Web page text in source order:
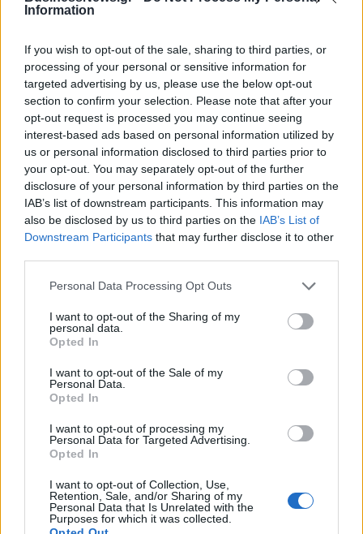
Information
If you wish to opt-out of the sale, sharing to third parties, or
processing of your personal or sensitive information for
targeted advertising by us, please use the below opt-out
section to confirm your selection. Please note that after your
opt-out request is processed you may continue seeing
interest-based ads based on personal information utilized by
us or personal information disclosed to third parties prior to
your opt-out. You may separately opt-out of the further
disclosure of your personal information by third parties on the
IAB’s list of downstream participants. This information may
also be disclosed by us to third parties on the IAB’s List of
Downstream Participants that may further disclose it to other
Personal Data Processing Opt Outs
I want to opt-out of the Sharing of my
personal data.
Opted In
I want to opt-out of the Sale of my
Personal Data.
Opted In
I want to opt-out of processing my
Personal Data for Targeted Advertising.
Opted In
I want to opt-out of Collection, Use,
Retention, Sale, and/or Sharing of my
Personal Data that Is Unrelated with the
Purposes for which it was collected.
Ελληνική Αναπτυξιακή Τράπεζα: Με «προίκα» 2 δισ. ευρώ ανοίγει
δρόμο για δάνεια έως 5 δισ. σε μικρομεσαίες
Β.Σ. Καρούλιας: Τζίρος 98,7
εκατ. ευρώ και αύξηση κερδών
57% - Τα νέα στοιχήματα σε
low & non alcohol
Deloitte Ελλάδος:
Χρηματοοικονομικός
σύμβουλος της ΔΕΗ για την
είσοδο στην πολωνική αγορά
ενέργειας
Το FIAT 500 Hybrid τώρα από
18.990 ευρώ
Ατρόμητος και Novibet
2028
18η συνεχόμενη χρονιά για τον ΟΤΕ στη διεθνή σειρά δεικτών
FTSE4Good
Alpha Bank: Για πρώτη φορά το Αρχαίο Θέατρο Επιδαύρου άνοιξε τις
πύλες του σε όλους